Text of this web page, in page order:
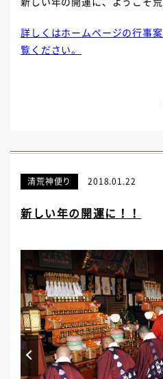
詳しくはホームページの行事
覧ください。
清荒神便り 2018.01.22
新しい年の開運に！！
Prev